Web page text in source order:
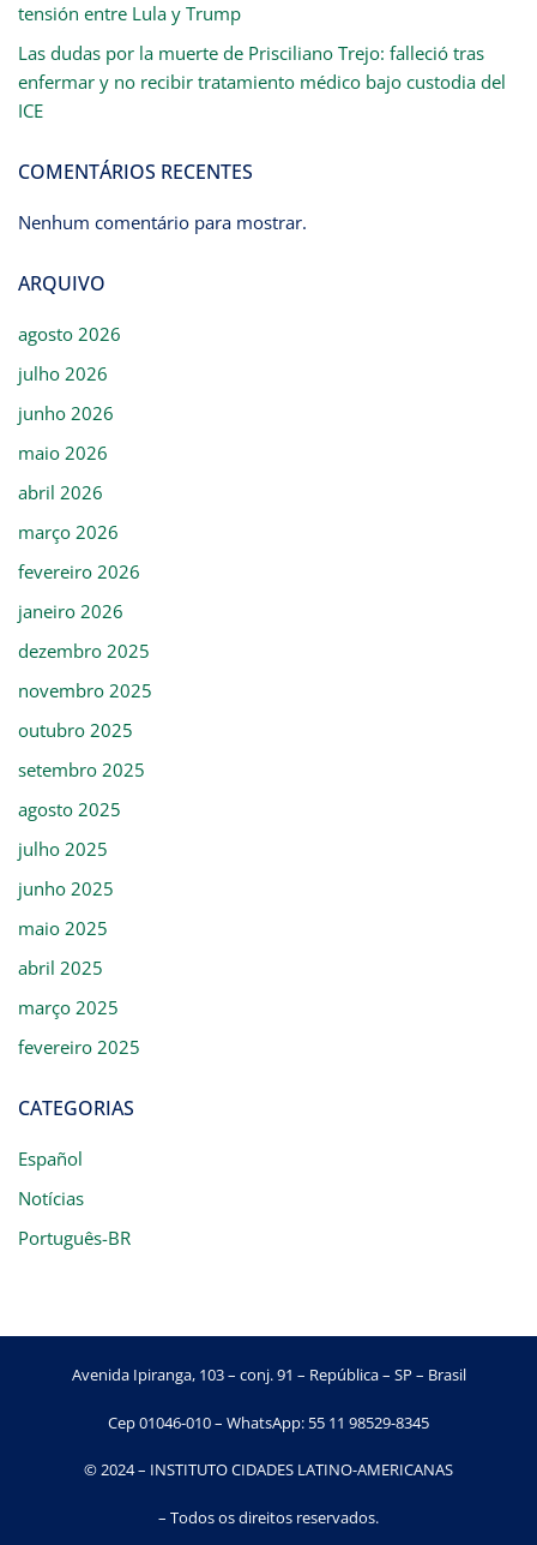
tensión entre Lula y Trump
Las dudas por la muerte de Prisciliano Trejo: falleció tras
enfermar y no recibir tratamiento médico bajo custodia del
ICE
COMENTÁRIOS RECENTES
Nenhum comentário para mostrar.
ARQUIVO
agosto 2026
julho 2026
junho 2026
maio 2026
abril 2026
março 2026
fevereiro 2026
janeiro 2026
dezembro 2025
novembro 2025
outubro 2025
setembro 2025
agosto 2025
julho 2025
junho 2025
maio 2025
abril 2025
março 2025
fevereiro 2025
CATEGORIAS
Español
Notícias
Português-BR
Avenida Ipiranga, 103 – conj. 91 – República – SP – Brasil
Cep 01046-010 – WhatsApp: 55 11 98529-8345
© 2024 – INSTITUTO CIDADES LATINO-AMERICANAS
– Todos os direitos reservados.​